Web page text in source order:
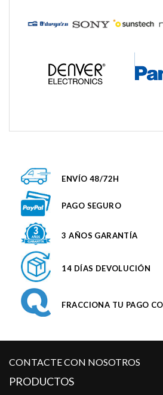
ENVÍO 48/72H
PAGO SEGURO
3 AÑOS GARANTÍA
14 DÍAS DEVOLUCIÓN
FRACCIONA TU PAGO
CONTACTE CON NOSOTROS
PRODUCTOS